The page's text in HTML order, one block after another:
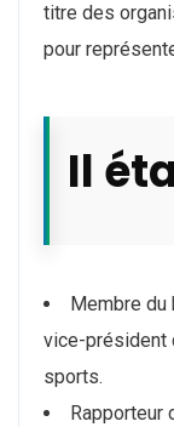
titre des
pour
Il
Membre du
vice-président
sports.
Rapporteur